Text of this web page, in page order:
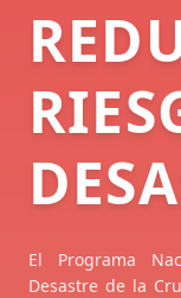
El Programa
Desastre de la